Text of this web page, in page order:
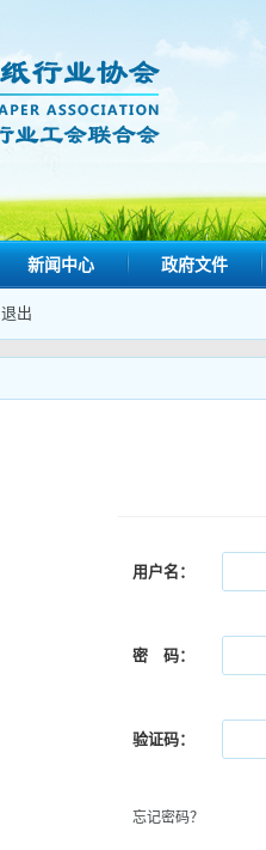
新闻中心 政府文件
退出
用户名：
密 码：
验证码：
忘记密码？